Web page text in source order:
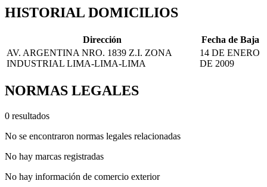
HISTORIAL DOMICILIOS
Dirección
Fecha de Baja
AV. ARGENTINA NRO. 1839 Z.I. ZONA
INDUSTRIAL LIMA-LIMA-LIMA
14 DE ENERO
DE 2009
NORMAS LEGALES
0 resultados
No se encontraron normas legales relacionadas
No hay marcas registradas
No hay información de comercio exterior